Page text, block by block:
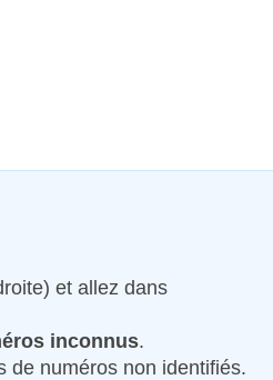
et allez dans
inconnus.
de numéros non identifiés.